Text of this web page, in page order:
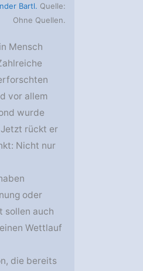
Bartl. Quelle:
Ohne Quellen.
Mensch
vor allem
wurde
rückt er
Nicht nur
oder
sollen auch
Wettlauf
die bereits